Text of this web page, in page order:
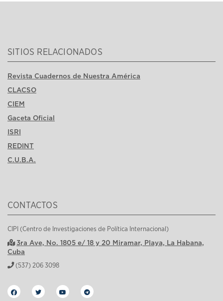
SITIOS RELACIONADOS
Revista Cuadernos de Nuestra América
CLACSO
CIEM
Gaceta Oficial
ISRI
REDINT
C.U.B.A.
CONTACTOS
CIPI (Centro de Investigaciones de Política Internacional)
3ra Ave, No. 1805 e/ 18 y 20 Miramar, Playa, La Habana,
Cuba
(537) 206 3098